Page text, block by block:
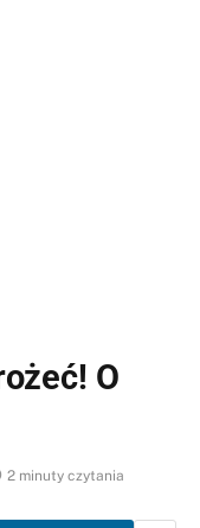
O
2 minuty czytania